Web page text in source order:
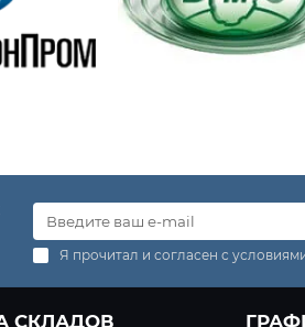
Я прочитал и согласен с
СКЛАДОВ